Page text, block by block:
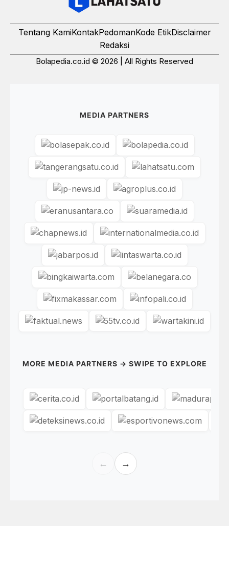
Tentang KamiKontakPedomanKode EtikDisclaimer
Redaksi
Bolapedia.co.id © 2026 | All Rights Reserved
MEDIA PARTNERS
MORE MEDIA PARTNERS → SWIPE TO EXPLORE
← →